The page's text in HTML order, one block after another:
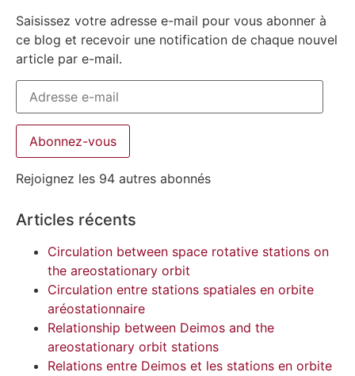
Saisissez votre adresse e-mail pour vous abonner à
ce blog et recevoir une notification de chaque nouvel
article par e-mail.
Abonnez-vous
Rejoignez les 94 autres abonnés
Articles récents
Circulation between space rotative stations on
the areostationary orbit
Circulation entre stations spatiales en orbite
aréostationnaire
Relationship between Deimos and the
areostationary orbit stations
Relations entre Deimos et les stations en orbite